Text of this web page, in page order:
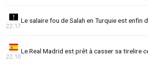
Le salaire fou de Salah en Turquie est enfin
22:17
Le Real Madrid est prêt à casser sa tirelire
22:10